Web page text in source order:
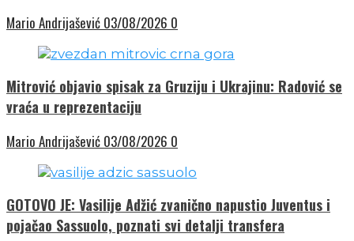
Mario Andrijašević 03/08/2026 0
Mitrović objavio spisak za Gruziju i Ukrajinu: Radović se
vraća u reprezentaciju
Mario Andrijašević 03/08/2026 0
GOTOVO JE: Vasilije Adžić zvanično napustio Juventus i
pojačao Sassuolo, poznati svi detalji transfera